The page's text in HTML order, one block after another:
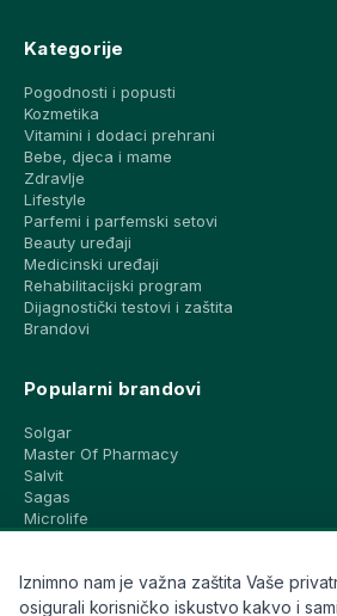
Kategorije
Pogodnosti i popusti
Kozmetika
Vitamini i dodaci prehrani
Bebe, djeca i mame
Zdravlje
Lifestyle
Parfemi i parfemski setovi
Beauty uređaji
Medicinski uređaji
Rehabilitacijski program
Dijagnostički testovi i zaštita
Brandovi
Popularni brandovi
Solgar
Master Of Pharmacy
Salvit
Sagas
Microlife
CeraVe
Eucerin
Iznimno nam je važna zaštita Vaše
osigurali korisničko iskustvo kakvo i